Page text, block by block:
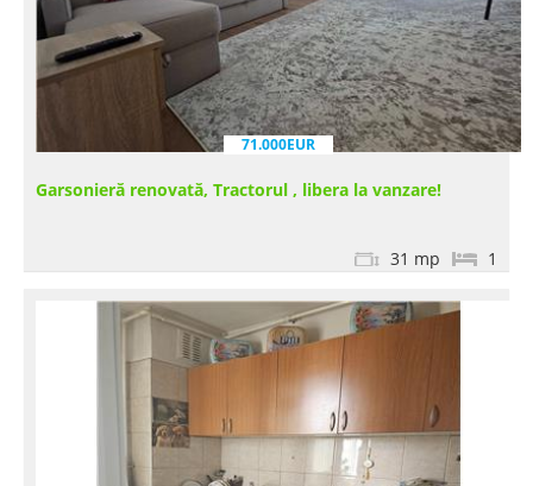
71.000EUR
Garsonieră renovată, Tractorul , libera la vanzare!
1
31 mp